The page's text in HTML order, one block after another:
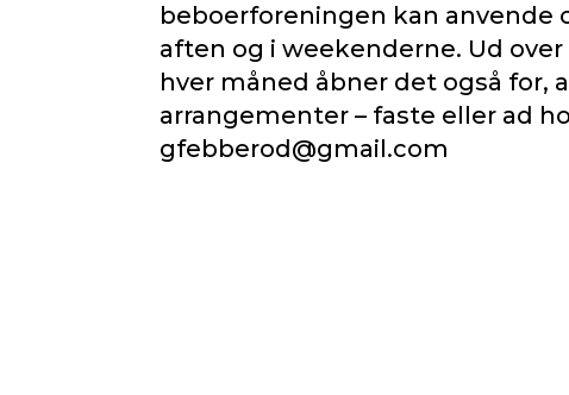
beboerforeningen kan anvende
aften og i weekenderne. Ud
hver måned åbner det også
arrangementer – faste eller ad
gfebberod@gmail.com